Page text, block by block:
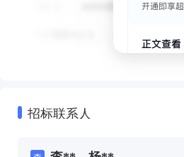
招标联系人